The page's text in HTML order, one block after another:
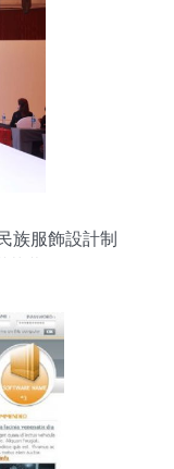
族服飾設計制